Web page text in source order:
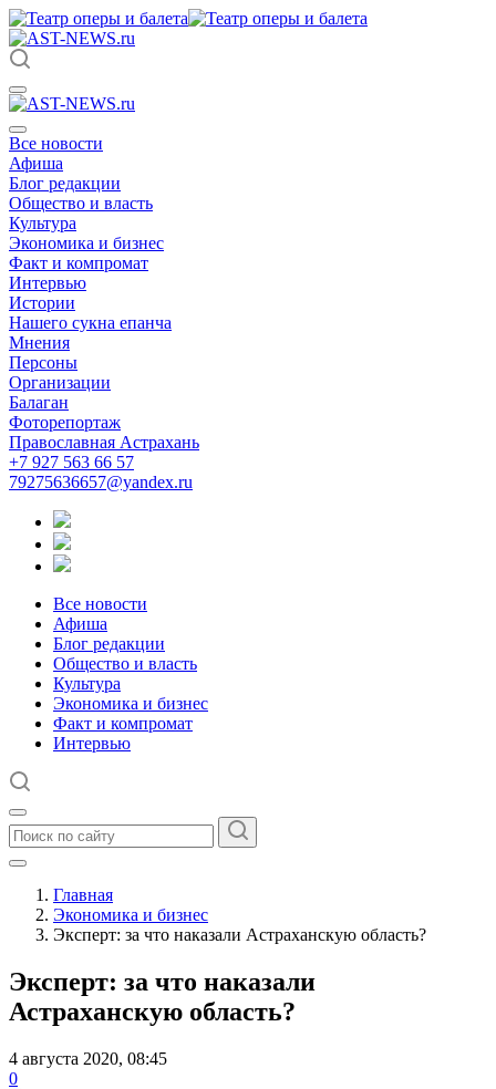
Все новости
Афиша
Блог редакции
Общество и власть
Культура
Экономика и бизнес
Факт и компромат
Интервью
Истории
Нашего сукна епанча
Мнения
Персоны
Организации
Балаган
Фоторепортаж
Православная Астрахань
+7 927 563 66 57
79275636657@yandex.ru
Все новости
Афиша
Блог редакции
Общество и власть
Культура
Экономика и бизнес
Факт и компромат
Интервью
Главная
Экономика и бизнес
Эксперт: за что наказали Астраханскую область?
Эксперт: за что наказали
Астраханскую область?
4 августа 2020, 08:45
0